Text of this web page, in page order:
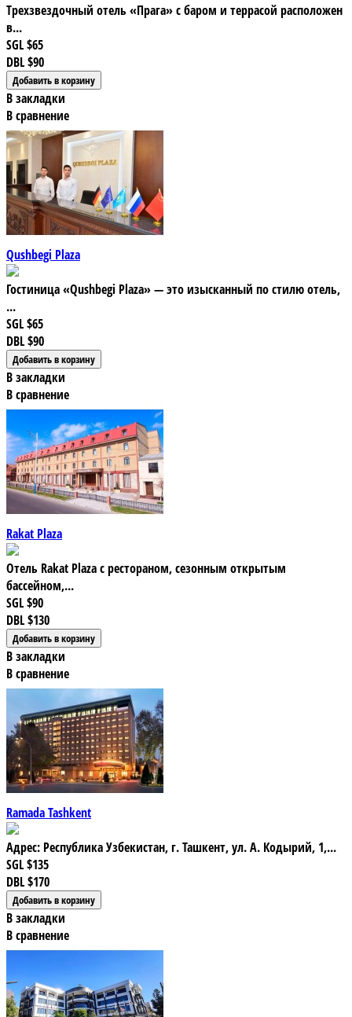
Трехзвездочный отель «Прага» с баром и террасой расположен
в...
SGL$65
DBL$90
В закладки
В сравнение
Qushbegi Plaza
Гостиница «Qushbegi Plaza» — это изысканный по стилю отель,
...
SGL$65
DBL$90
В закладки
В сравнение
Rakat Plaza
Отель Rakat Plaza с рестораном, сезонным открытым
бассейном,...
SGL$90
DBL$130
В закладки
В сравнение
Ramada Tashkent
Адрес: Республика Узбекистан, г. Ташкент, ул. А. Кодырий, 1,...
SGL$135
DBL$170
В закладки
В сравнение